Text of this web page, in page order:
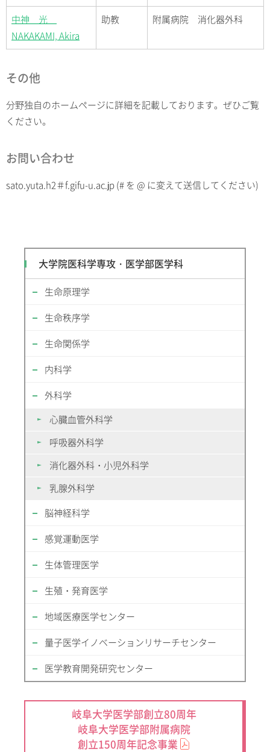
中神 光
NAKAKAMI, Akira
助教 附属病院 消化器外科
その他
分野独自のホームページに詳細を記載しております。ぜひご覧
ください。
お問い合わせ
sato.yuta.h2＃f.gifu-u.ac.jp (# を @ に変えて送信してください)
大学院医科学専攻・医学部医学科
生命原理学
生命秩序学
生命関係学
内科学
外科学
心臓血管外科学
呼吸器外科学
消化器外科・小児外科学
乳腺外科学
脳神経科学
感覚運動医学
生体管理医学
生殖・発育医学
地域医療医学センター
量子医学イノベーションリサーチセンター
医学教育開発研究センター
岐阜大学医学部創立80周年
岐阜大学医学部附属病院
創立150周年記念事業